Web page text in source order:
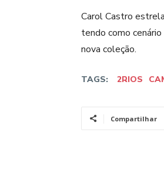
Carol Castro
tendo como
nova coleção.
TAGS: 2RIOS
Compartilhar